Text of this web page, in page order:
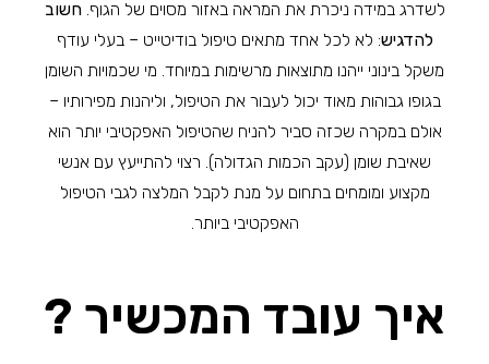
לשדרג במידה ניכרת את המראה באזור מסוים של הגוף.חשוב
להדגיש: לא לכל אחד מתאים טיפול בודיטייט – בעלי עודף
משקל בינוני ייהנו מתוצאות מרשימות במיוחד. מי שכמויות השומן
בגופו גבוהות מאוד יכול לעבור את הטיפול, וליהנות מפירותיו –
אולם במקרה שכזה סביר להניח שהטיפול האפקטיבי יותר הוא
שאיבת שומן (עקב הכמות הגדולה). רצוי להתייעץ עם אנשי
מקצוע ומומחים בתחום על מנת לקבל המלצה לגבי הטיפול
האפקטיבי ביותר.
איך עובד המכשיר ?